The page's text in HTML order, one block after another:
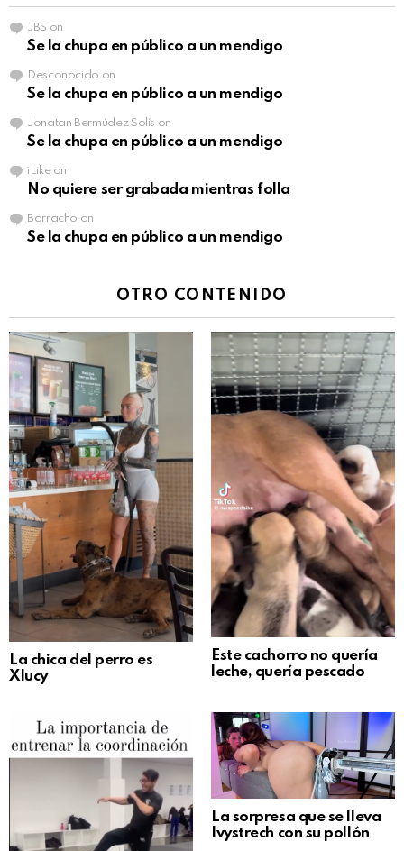
JBS on
Se la chupa en público a un mendigo
Desconocido on
Se la chupa en público a un mendigo
Jonatan Bermúdez Solís on
Se la chupa en público a un mendigo
iLikeon
No quiere ser grabada mientras folla
Borracho on
Se la chupa en público a un mendigo
OTRO CONTENIDO
La chica del perro es
Xlucy
Este cachorro no quería
leche, quería pescado
La sorpresa que se lleva
Ivystrech con su pollón